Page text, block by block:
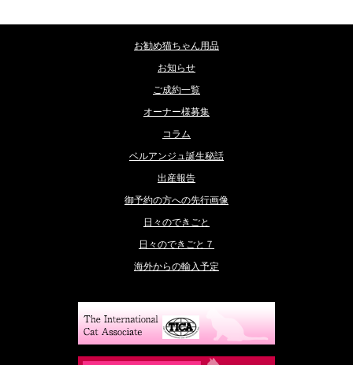
お勧め猫ちゃん用品
お知らせ
ご成約一覧
オーナー様募集
コラム
ベルアンジュ誕生秘話
出産報告
御予約の方への先行画像
日々のできごと
日々のできごと７
海外からの輸入予定